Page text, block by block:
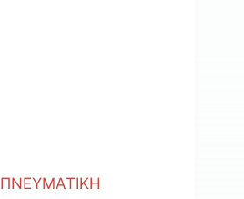
ΠΝΕΥΜΑΤΙΚΗ